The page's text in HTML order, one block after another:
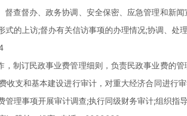
督办、政务协调、安全保密、应急管理和新
的上访;督办有关信访事项的办理情况;协调、处
订民政事业费管理细则，负责民政事业费的
收支和基本建设进行审计，对重大经济合同进行
理事项开展审计调查;执行同级财务审计;组织指